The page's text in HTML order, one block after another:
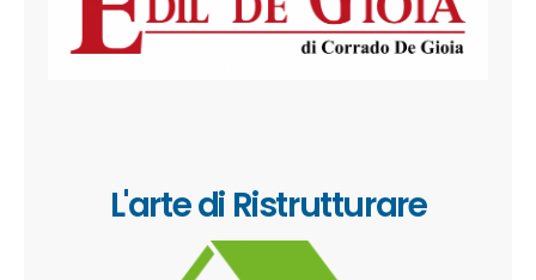
L'arte di Ristrutturare